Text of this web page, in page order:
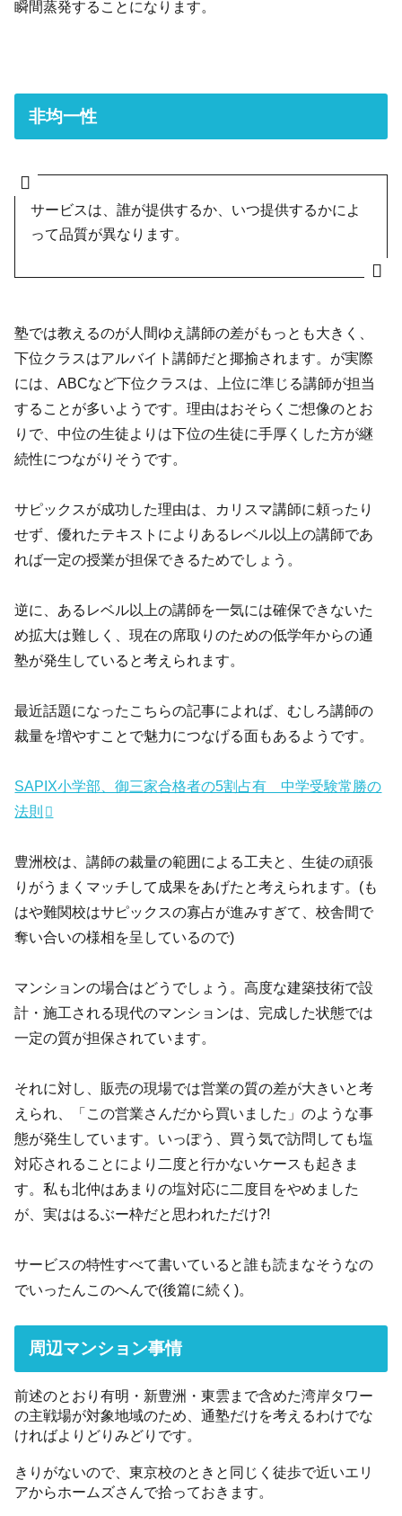
瞬間蒸発することになります。
非均一性
サービスは、誰が提供するか、いつ提供するかによ
って品質が異なります。
塾では教えるのが人間ゆえ講師の差がもっとも大きく、
下位クラスはアルバイト講師だと揶揄されます。が実際
には、ABCなど下位クラスは、上位に準じる講師が担当
することが多いようです。理由はおそらくご想像のとお
りで、中位の生徒よりは下位の生徒に手厚くした方が継
続性につながりそうです。
サピックスが成功した理由は、カリスマ講師に頼ったり
せず、優れたテキストによりあるレベル以上の講師であ
れば一定の授業が担保できるためでしょう。
逆に、あるレベル以上の講師を一気には確保できないた
め拡大は難しく、現在の席取りのための低学年からの通
塾が発生していると考えられます。
最近話題になったこちらの記事によれば、むしろ講師の
裁量を増やすことで魅力につなげる面もあるようです。
SAPIX小学部、御三家合格者の5割占有 中学受験常勝の
法則
豊洲校は、講師の裁量の範囲による工夫と、生徒の頑張
りがうまくマッチして成果をあげたと考えられます。(も
はや難関校はサピックスの寡占が進みすぎて、校舎間で
奪い合いの様相を呈しているので)
マンションの場合はどうでしょう。高度な建築技術で設
計・施工される現代のマンションは、完成した状態では
一定の質が担保されています。
それに対し、販売の現場では営業の質の差が大きいと考
えられ、「この営業さんだから買いました」のような事
態が発生しています。いっぽう、買う気で訪問しても塩
対応されることにより二度と行かないケースも起きま
す。私も北仲はあまりの塩対応に二度目をやめました
が、実ははるぶー枠だと思われただけ?!
サービスの特性すべて書いていると誰も読まなそうなの
でいったんこのへんで(後篇に続く)。
周辺マンション事情
前述のとおり有明・新豊洲・東雲まで含めた湾岸タワー
の主戦場が対象地域のため、通塾だけを考えるわけでな
ければよりどりみどりです。
きりがないので、東京校のときと同じく徒歩で近いエリ
アからホームズさんで拾っておきます。